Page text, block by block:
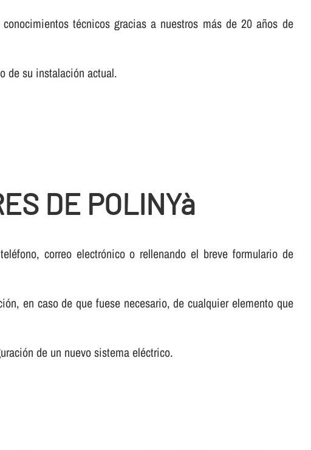
técnicos gracias a nuestros más de 20 años de
de su instalación actual.
DE POLINYà
correo electrónico o rellenando el breve formulario de
en caso de que fuese necesario, de cualquier elemento que
de un nuevo sistema eléctrico.